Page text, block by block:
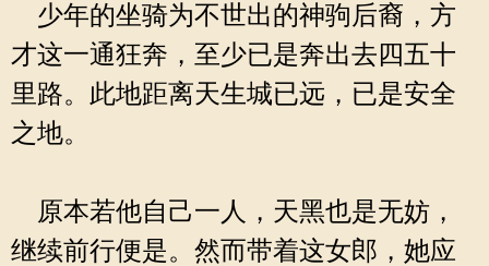
少年的坐骑为不世出的神驹后裔，方
才这一通狂奔，至少已是奔出去四五十
里路。此地距离天生城已远，已是安全
之地。
原本若他自己一人，天黑也是无妨，
继续前行便是。然而带着这女郎，她应